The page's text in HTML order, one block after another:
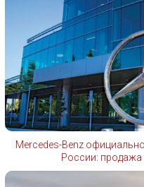
Mercedes-Benz
России: продажа